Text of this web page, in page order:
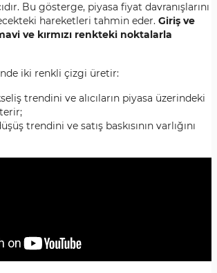
Bu gösterge, piyasa fiyat davranışlarını
hareketleri tahmin eder. Giriş ve
ve kırmızı renkteki noktalarla
iki renkli çizgi üretir:
trendini ve alıcıların piyasa üzerindeki
trendini ve satış baskısının varlığını